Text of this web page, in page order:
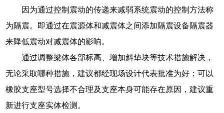
因为通过控制震动的传递来减弱系统震动的控制方法称
为隔震。即通过在震源体和减震体之间添加隔震设备隔震器
来降低震动对减震体的影响。
通过调整梁体各部标高、增加斜垫块等技术措施解决，
无论采取哪种措施，建议都经现场设计代表批准为好；可以
橡胶支座型号选择不合理及支座本身可能存在原因，建议重
新进行支座实体检测。